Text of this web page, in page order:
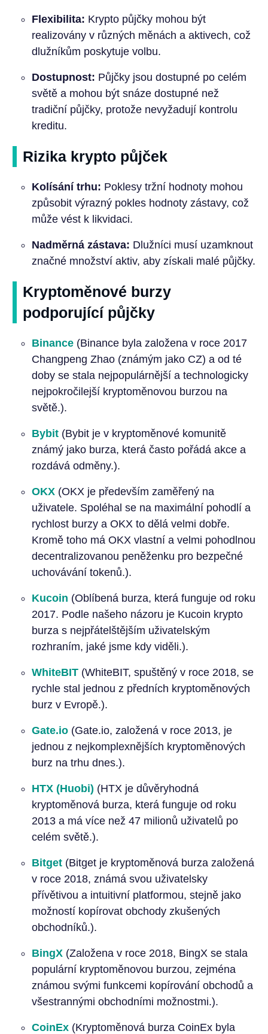
Flexibilita: Krypto půjčky mohou být
realizovány v různých měnách a aktivech, což
dlužníkům poskytuje volbu.
Dostupnost: Půjčky jsou dostupné po celém
světě a mohou být snáze dostupné než
tradiční půjčky, protože nevyžadují kontrolu
kreditu.
Rizika krypto půjček
Kolísání trhu: Poklesy tržní hodnoty mohou
způsobit výrazný pokles hodnoty zástavy, což
může vést k likvidaci.
Nadměrná zástava: Dlužníci musí uzamknout
značné množství aktiv, aby získali malé půjčky.
Kryptoměnové burzy
podporující půjčky
Binance(Binance byla založena v roce 2017
Changpeng Zhao (známým jako CZ) a od té
doby se stala nejpopulárnější a technologicky
nejpokročilejší kryptoměnovou burzou na
světě.).
Bybit(Bybit je v kryptoměnové komunitě
známý jako burza, která často pořádá akce a
rozdává odměny.).
OKX(OKX je především zaměřený na
uživatele. Spoléhal se na maximální pohodlí a
rychlost burzy a OKX to dělá velmi dobře.
Kromě toho má OKX vlastní a velmi pohodlnou
decentralizovanou peněženku pro bezpečné
uchovávání tokenů.).
Kucoin (Oblíbená burza, která funguje od roku
2017. Podle našeho názoru je Kucoin krypto
burza s nejpřátelštějším uživatelským
rozhraním, jaké jsme kdy viděli.).
WhiteBIT(WhiteBIT, spuštěný v roce 2018, se
rychle stal jednou z předních kryptoměnových
burz v Evropě.).
Gate.io(Gate.io, založená v roce 2013, je
jednou z nejkomplexnějších kryptoměnových
burz na trhu dnes.).
HTX (Huobi) (HTX je důvěryhodná
kryptoměnová burza, která funguje od roku
2013 a má více než 47 milionů uživatelů po
celém světě.).
Bitget(Bitget je kryptoměnová burza založená
v roce 2018, známá svou uživatelsky
přívětivou a intuitivní platformou, stejně jako
možností kopírovat obchody zkušených
obchodníků.).
BingX(Založena v roce 2018, BingX se stala
populární kryptoměnovou burzou, zejména
známou svými funkcemi kopírování obchodů a
všestrannými obchodními možnostmi.).
CoinEx(Kryptoměnová burza CoinEx byla